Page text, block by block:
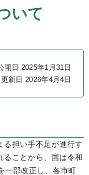
いて
開日 2025年1月31日
更新日 2026年4月4日
る担い手不足が進行す
ることから、国は令和
一部改正し、各市町